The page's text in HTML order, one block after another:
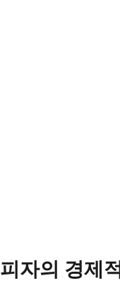
피자의 경제